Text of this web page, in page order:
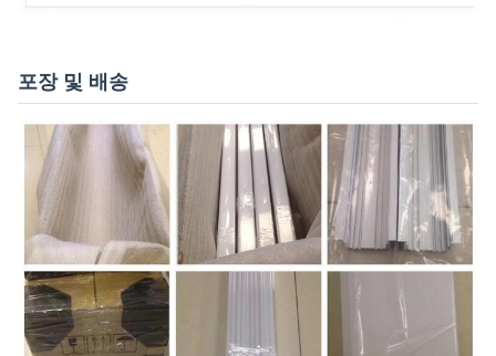
포장 및 배송